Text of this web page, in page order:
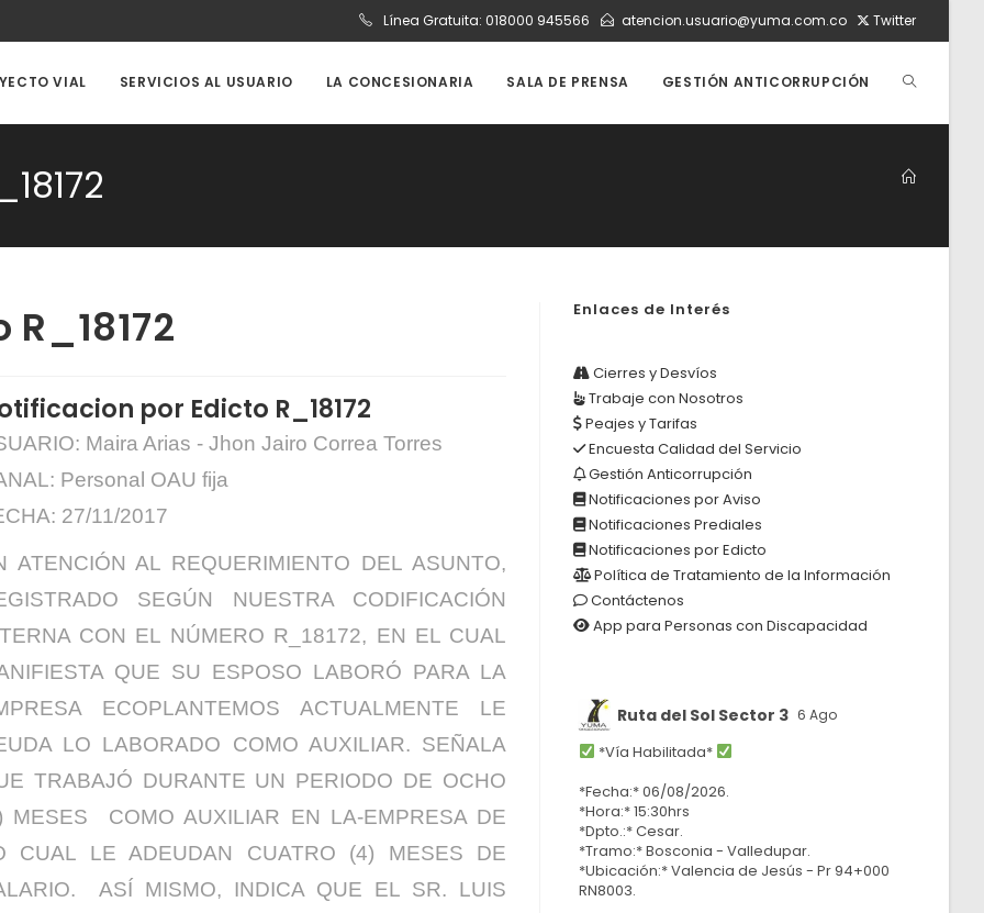
Línea Gratuita: 018000 945566 atencion.usuario@yuma.com.co Twitter
VIAL SERVICIOS AL USUARIO LA CONCESIONARIA SALA DE PRENSA GESTIÓN ANTICORRUPCIÓN ALTERNAR
BÚSQUEDA
DE
por Edicto R_18172
Maira Arias - Jhon Jairo Correa Torres
Personal OAU fija
27/11/2017
ATENCIÓN AL REQUERIMIENTO DEL ASUNTO,
SEGÚN NUESTRA CODIFICACIÓN
CON EL NÚMERO R_18172, EN EL CUAL
QUE SU ESPOSO LABORÓ PARA LA
ECOPLANTEMOS ACTUALMENTE LE
LO LABORADO COMO AUXILIAR. SEÑALA
TRABAJÓ DURANTE UN PERIODO DE OCHO
MESES COMO AUXILIAR EN LA-EMPRESA DE
CUAL LE ADEUDAN CUATRO (4) MESES DE
ASÍ MISMO, INDICA QUE EL SR. LUIS
Enlaces de Interés
Cierres y Desvíos
Trabaje con Nosotros
Peajes y Tarifas
Encuesta Calidad del Servicio
Gestión Anticorrupción
Notificaciones por Aviso
Notificaciones Prediales
Notificaciones por Edicto
Política de Tratamiento de la Información
Contáctenos
App para Personas con Discapacidad
Ruta del Sol Sector 3 6 Ago
*Vía Habilitada*
*Fecha:* 06/08/2026.
*Hora:* 15:30hrs
*Dpto.:* Cesar.
*Tramo:* Bosconia - Valledupar.
*Ubicación:* Valencia de Jesús - Pr 94+000
RN8003.